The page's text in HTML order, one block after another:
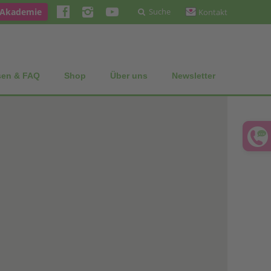
Suche Kontakt
& FAQ Shop Über uns Newsletter